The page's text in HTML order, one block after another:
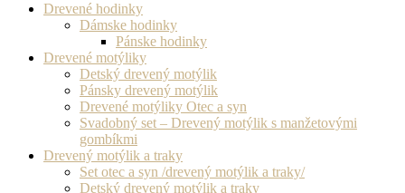
Drevené hodinky
Dámske hodinky
Pánske hodinky
Drevené motýliky
Detský drevený motýlik
Pánsky drevený motýlik
Drevené motýliky Otec a syn
Svadobný set – Drevený motýlik s manžetovými
gombíkmi
Drevený motýlik a traky
Set otec a syn /drevený motýlik a traky/
Detský drevený motýlik a traky